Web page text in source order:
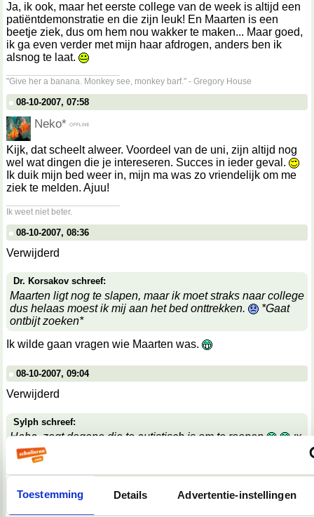
Toestemming Details Advertentie-instellingen
Ja, ik ook, maar het eerste college van de week is altijd een
patiëntdemonstratie en die zijn leuk! En Maarten is een
beetje ziek, dus om hem nou wakker te maken... Maar goed,
ik ga even verder met mijn haar afdrogen, anders ben ik
alsnog te laat.
"Give her a banana. Monkey see, monkey barf." - Gregory House
08-10-2007, 07:58
Neko*
Kijk, dat scheelt alweer. Voordeel van de uni, zijn altijd nog
wel wat dingen die je intereseren. Succes in ieder geval.
Ik duik mijn bed weer in, mijn ma was zo vriendelijk om me
ziek te melden. Ajuu!
Ik weet niet beter.
08-10-2007, 08:36
Verwijderd
Dr. Korsakov schreef:
Maarten ligt nog te slapen, maar ik moet straks naar college
dus helaas moest ik mij aan het bed onttrekken.
*Gaat
ontbijt zoeken*
Ik wilde gaan vragen wie Maarten was.
08-10-2007, 09:04
Verwijderd
Sylph schreef:
Haha, zegt degene die te autistisch is om te roepen
;x
;x
Wat een belabberde failreactie.
08-10-2007, 09:17